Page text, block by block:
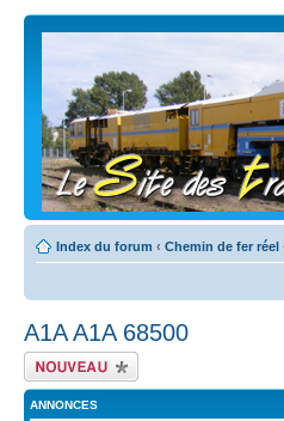
Index du forum ‹ Chemin de fer réel
A1A A1A 68500
Écrire un nouveau
sujet
ANNONCES